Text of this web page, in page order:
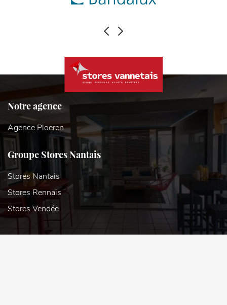
PRÉCÉDENT
SUIVANT
Notre agence
Agence Ploeren
Groupe Stores Nantais
Stores Nantais
Stores Rennais
Stores Vendée